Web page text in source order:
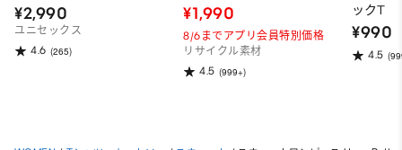
¥2,990
ユニセックス
4.6 (265)
¥1,990
8/6までアプリ会員特別価格
リサイクル素材
4.5 (999+)
ックT
¥990
4.5